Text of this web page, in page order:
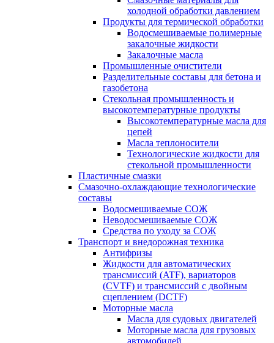
холодной обработки давлением
Продукты для термической обработки
Водосмешиваемые полимерные
закалочные жидкости
Закалочные масла
Промышленные очистители
Разделительные составы для бетона и
газобетона
Стекольная промышленность и
высокотемпературные продукты
Высокотемпературные масла для
цепей
Масла теплоносители
Технологические жидкости для
стекольной промышленности
Пластичные смазки
Смазочно-охлаждающие технологические
составы
Водосмешиваемые СОЖ
Неводосмешиваемые СОЖ
Средства по уходу за СОЖ
Транспорт и внедорожная техника
Антифризы
Жидкости для автоматических
трансмиссий (ATF), вариаторов
(CVTF) и трансмиссий с двойным
сцеплением (DCTF)
Моторные масла
Масла для судовых двигателей
Моторные масла для грузовых
автомобилей